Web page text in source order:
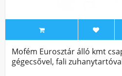
Mofém Eurosztár álló kmt
gégecsővel, fali